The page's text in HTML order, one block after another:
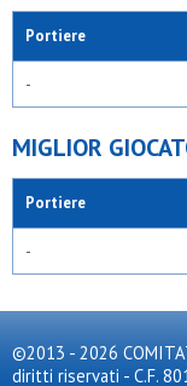
Portiere
-
MIGLIOR
Portiere
-
©2013 - 2026
diritti riservati - C.F.